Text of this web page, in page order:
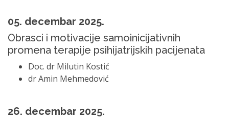
05. decembar 2025.
Obrasci i motivacije samoinicijativnih
promena terapije psihijatrijskih pacijenata
Doc. dr Milutin Kostić
dr Amin Mehmedović
26. decembar 2025.